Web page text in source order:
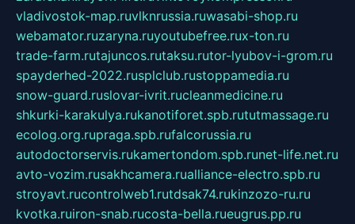
vladivostok-map.ruvlknrussia.ruwasabi-shop.ru
webamator.ruzaryna.ruyoutubefree.rux-ton.ru
trade-farm.rutajuncos.rutaksu.rutor-lyubov-i-grom.ru
spayderhed-2022.rusplclub.rustoppamedia.ru
snow-guard.ruslovar-ivrit.rucleanmedicine.ru
shkurki-karakulya.rukanotiforet.spb.rututmassage.ru
ecolog.org.rupraga.spb.rufalcorussia.ru
autodoctorservis.rukamertondom.spb.runet-life.net.ru
avto-vozim.rusakhcamera.rualliance-electro.spb.ru
stroyavt.rucontrolweb1.rutdsak74.rukinzozo-ru.ru
kvotka.ruiron-snab.rucosta-bella.rueugrus.pp.ru